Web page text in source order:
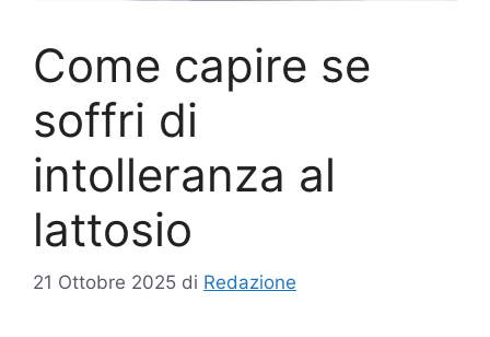
Come capire se
soffri di
intolleranza al
lattosio
21 Ottobre 2025 di Redazione